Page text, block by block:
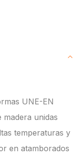
UNE-EN
madera unidas
temperaturas y
en atamborados